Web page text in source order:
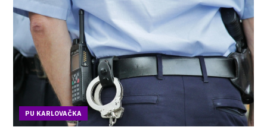
PU KARLOVAČKA